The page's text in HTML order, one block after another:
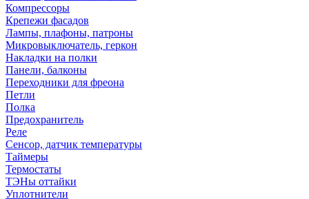
Компрессоры
Крепежи фасадов
Лампы, плафоны, патроны
Микровыключатель, геркон
Накладки на полки
Панели, балконы
Переходники для фреона
Петли
Полка
Предохранитель
Реле
Сенсор, датчик температуры
Таймеры
Термостаты
ТЭНы оттайки
Уплотнители